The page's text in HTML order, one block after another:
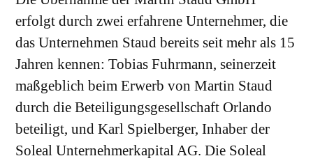
erfolgt durch zwei erfahrene Unternehmer, die
das Unternehmen Staud bereits seit mehr als 15
Jahren kennen: Tobias Fuhrmann, seinerzeit
maßgeblich beim Erwerb von Martin Staud
durch die Beteiligungsgesellschaft Orlando
beteiligt, und Karl Spielberger, Inhaber der
Soleal Unternehmerkapital AG. Die Soleal